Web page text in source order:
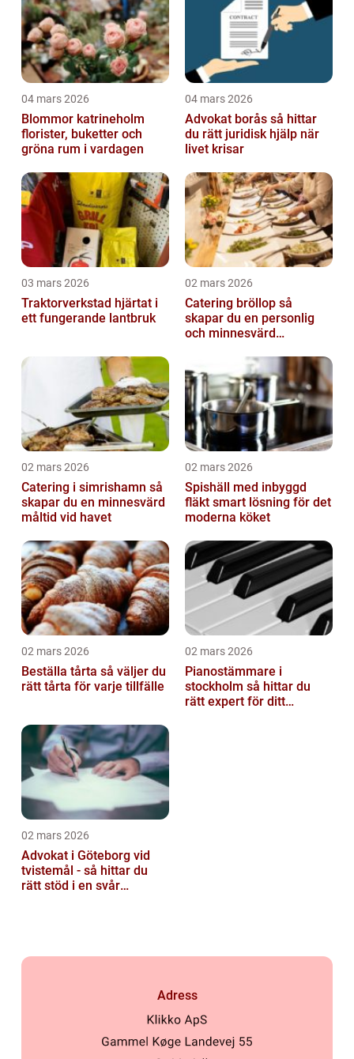
04 mars 2026
Blommor katrineholm
florister, buketter och
gröna rum i vardagen
04 mars 2026
Advokat borås så hittar
du rätt juridisk hjälp när
livet krisar
03 mars 2026
Traktorverkstad hjärtat i
ett fungerande lantbruk
02 mars 2026
Catering bröllop så
skapar du en personlig
och minnesvärd
02 mars 2026
Catering i simrishamn så
skapar du en minnesvärd
måltid vid havet
02 mars 2026
Spishäll med inbyggd
fläkt smart lösning för det
moderna köket
02 mars 2026
Beställa tårta så väljer du
rätt tårta för varje tillfälle
02 mars 2026
Pianostämmare i
stockholm så hittar du
rätt expert för ditt
02 mars 2026
Advokat i Göteborg vid
tvistemål - så hittar du
rätt stöd i en svår
Adress